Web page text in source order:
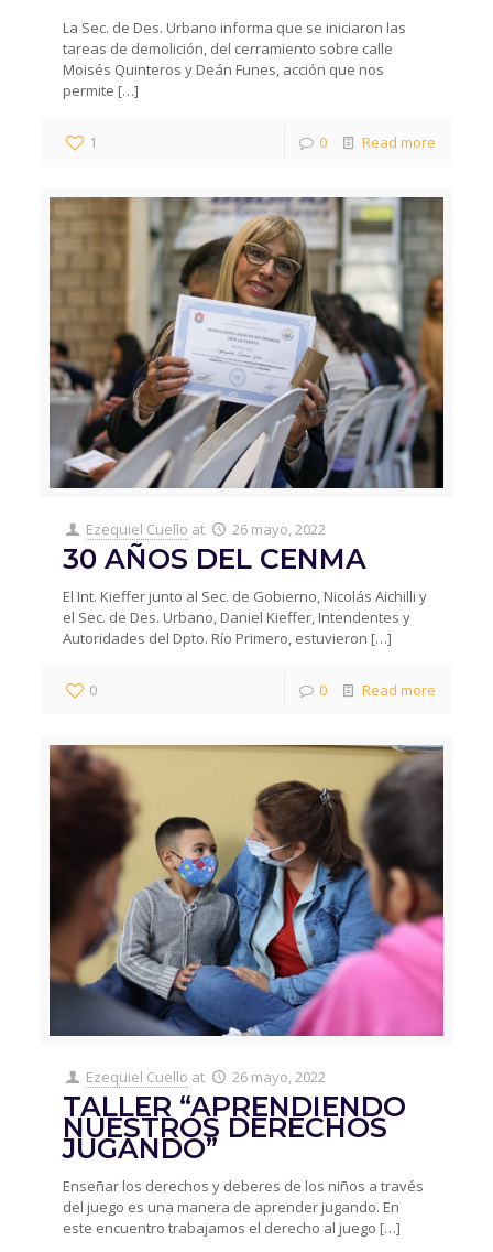
La Sec. de Des. Urbano informa que se iniciaron las
tareas de demolición, del cerramiento sobre calle
Moisés Quinteros y Deán Funes, acción que nos
permite […]
1 0 Read more
Ezequiel Cuello at 26 mayo, 2022
30 AÑOS DEL CENMA
El Int. Kieffer junto al Sec. de Gobierno, Nicolás Aichilli y
el Sec. de Des. Urbano, Daniel Kieffer, Intendentes y
Autoridades del Dpto. Río Primero, estuvieron […]
0 0 Read more
Ezequiel Cuello at 26 mayo, 2022
TALLER “APRENDIENDO
NUESTROS DERECHOS
JUGANDO”
Enseñar los derechos y deberes de los niños a través
del juego es una manera de aprender jugando. En
este encuentro trabajamos el derecho al juego […]